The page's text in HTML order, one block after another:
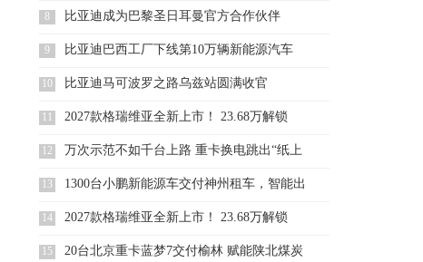
8 比亚迪成为巴黎圣日耳曼官方合作伙伴
9 比亚迪巴西工厂下线第10万辆新能源汽车
10 比亚迪马可波罗之路乌兹站圆满收官
11 2027款格瑞维亚全新上市！ 23.68万解锁
12
万次示范不如千台上路 重卡换电跳出“纸上
规模化
13
1300台小鹏新能源车交付神州租车，智能出
14 2027款格瑞维亚全新上市！ 23.68万解锁
15
20台北京重卡蓝梦7交付榆林 赋能陕北煤炭